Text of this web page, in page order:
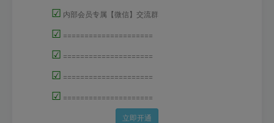
☑ 内部会员专属【微信】交流群
☑ =====================
☑ =====================
☑ =====================
☑ =====================
立即开通